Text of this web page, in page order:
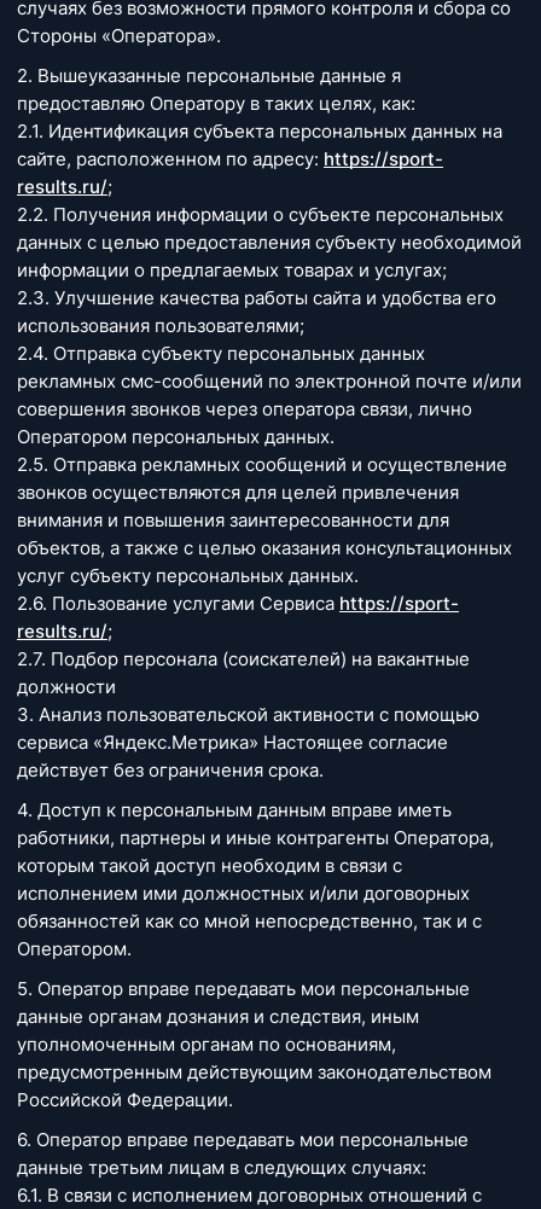
случаях без возможности прямого контроля и сбора со
Стороны «Оператора».
2. Вышеуказанные персональные данные я
предоставляю Оператору в таких целях, как:
2.1. Идентификация субъекта персональных данных на
сайте, расположенном по адресу: https://sport-
results.ru/;
2.2. Получения информации о субъекте персональных
данных с целью предоставления субъекту необходимой
информации о предлагаемых товарах и услугах;
2.3. Улучшение качества работы сайта и удобства его
использования пользователями;
2.4. Отправка субъекту персональных данных
рекламных смс-сообщений по электронной почте и/или
совершения звонков через оператора связи, лично
Оператором персональных данных.
2.5. Отправка рекламных сообщений и осуществление
звонков осуществляются для целей привлечения
внимания и повышения заинтересованности для
объектов, а также с целью оказания консультационных
услуг субъекту персональных данных.
2.6. Пользование услугами Сервиса https://sport-
results.ru/;
2.7. Подбор персонала (соискателей) на вакантные
должности
3. Анализ пользовательской активности с помощью
сервиса «Яндекс.Метрика» Настоящее согласие
действует без ограничения срока.
4. Доступ к персональным данным вправе иметь
работники, партнеры и иные контрагенты Оператора,
которым такой доступ необходим в связи с
исполнением ими должностных и/или договорных
обязанностей как со мной непосредственно, так и с
Оператором.
5. Оператор вправе передавать мои персональные
данные органам дознания и следствия, иным
уполномоченным органам по основаниям,
предусмотренным действующим законодательством
Российской Федерации.
6. Оператор вправе передавать мои персональные
данные третьим лицам в следующих случаях:
6.1. В связи с исполнением договорных отношений с